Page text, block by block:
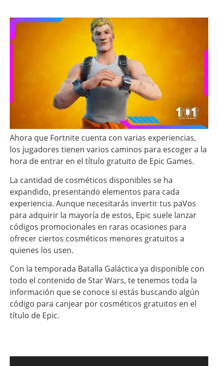
Ahora que Fortnite cuenta con varias experiencias,
los jugadores tienen varios caminos para escoger a la
hora de entrar en el título gratuito de Epic Games.
La cantidad de cosméticos disponibles se ha
expandido, presentando elementos para cada
experiencia. Aunque necesitarás invertir tus paVos
para adquirir la mayoría de estos, Epic suele lanzar
códigos promocionales en raras ocasiones para
ofrecer ciertos cosméticos menores gratuitos a
quienes los usen.
Con la temporada Batalla Galáctica ya disponible con
todo el contenido de Star Wars, te tenemos toda la
información que se conoce si estás buscando algún
código para canjear por cosméticos gratuitos en el
título de Epic.